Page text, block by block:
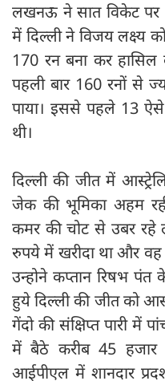
लखनऊ ने सात विकेट पर
में दिल्ली ने विजय लक्ष्य
170 रन बना कर
पहली बार 160 रनों से
पाया। इससे पहले 13
थी।
दिल्ली की जीत में
जेक की भूमिका अहम
कमर की चोट से उबर रहे
रुपये में खरीदा था और वह
उन्होने कप्तान रिषभ
हुये दिल्ली की जीत को
गेंदो की संक्षिप्त पारी में
में बैठे करीब 45 हजार
आईपीएल में शानदार